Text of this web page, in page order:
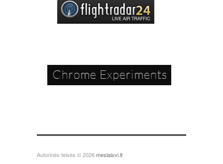
Autorinės teisės © 2026meslaisvi.lt